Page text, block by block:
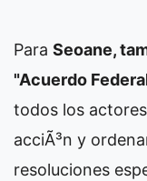
Para Seoane,
"Acuerdo
todos los
acciÃ³n y
resoluciones